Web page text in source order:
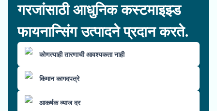
गरजांसाठी आधुनिक कस्टमाइझ्ड
फायनान्सिंग उत्पादने प्रदान करते.
कोणत्याही तारणाची आवश्यकता नाही
किमान कागदपत्रे
आकर्षक व्याज दर